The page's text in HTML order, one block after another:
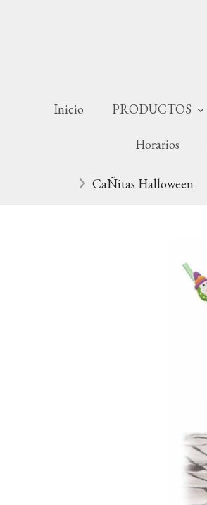
Inicio PRODUCTOS
Horarios
CaÑitas Halloween